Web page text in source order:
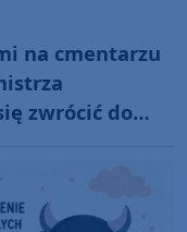
na cmentarzu
zwrócić do